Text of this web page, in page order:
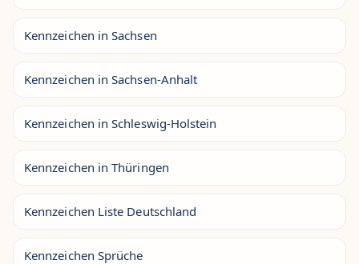
Kennzeichen in Sachsen
Kennzeichen in Sachsen-Anhalt
Kennzeichen in Schleswig-Holstein
Kennzeichen in Thüringen
Kennzeichen Liste Deutschland
Kennzeichen Sprüche